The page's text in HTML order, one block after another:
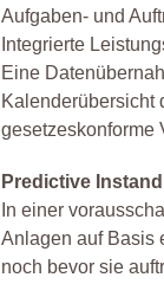
Aufgaben- und
Integrierte
Eine
Kalenderübersicht
gesetzeskonforme
Predictive
In einer
Anlagen auf Basis
noch bevor sie